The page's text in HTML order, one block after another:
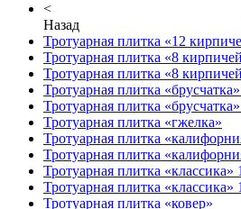
<
Назад
Тротуарная плитка «12
Тротуарная плитка «8
Тротуарная плитка «8
Тротуарная плитка
Тротуарная плитка
Тротуарная плитка «гжелка»
Тротуарная плитка
Тротуарная плитка
Тротуарная плитка «классика»
Тротуарная плитка «классика»
Тротуарная плитка «ковер»